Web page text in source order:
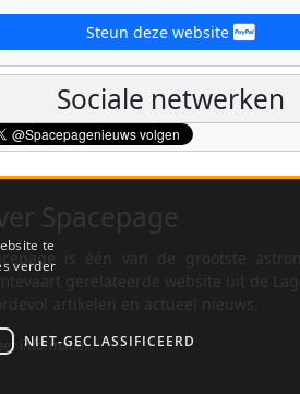
Steun deze website
Sociale netwerken
is één van de grootste
informatie...
te
verder
NIET-GECLASSIFICEERD